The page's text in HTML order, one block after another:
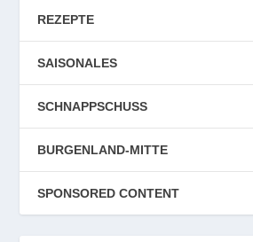
REZEPTE
SAISONALES
SCHNAPPSCHUSS
BURGENLAND-MITTE
SPONSORED CONTENT